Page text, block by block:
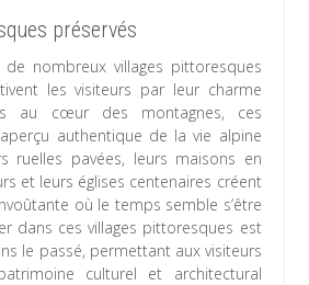
préservés
nombreux villages pittoresques
les visiteurs par leur charme
au cœur des montagnes, ces
authentique de la vie alpine
ruelles pavées, leurs maisons en
et leurs églises centenaires créent
où le temps semble s’être
dans ces villages pittoresques est
le passé, permettant aux visiteurs
culturel et architectural